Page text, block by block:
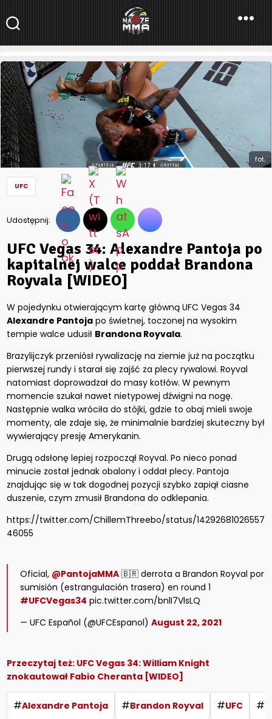
NaszeMMA
NaszeMMA.pl»Aktualności»Świat»UFC»UFC Vegas 34:
Alexandre Pantoja po kapitalnej walce poddał Brandona
Royvala [WIDEO]
fot.
UFC
Udostępnij:
UFC Vegas 34: Alexandre Pantoja po
kapitalnej walce poddał Brandona
Royvala [WIDEO]
W pojedynku otwierającym kartę główną UFC Vegas 34
Alexandre Pantoja po świetnej, toczonej na wysokim
tempie walce udusił Brandona Royvala.
Brazylijczyk przeniósł rywalizację na ziemie już na początku
pierwszej rundy i starał się zajść za plecy rywalowi. Royval
natomiast doprowadzał do masy kotłów. W pewnym
momencie szukał nawet nietypowej dźwigni na nogę.
Następnie walka wróciła do stójki, gdzie to obaj mieli swoje
momenty, ale zdaje się, że minimalnie bardziej skuteczny był
wywierający presję Amerykanin.
Drugą odsłonę lepiej rozpoczął Royval. Po nieco ponad
minucie został jednak obalony i oddał plecy. Pantoja
znajdując się w tak dogodnej pozycji szybko zapiął ciasne
duszenie, czym zmusił Brandona do odklepania.
https://twitter.com/ChillemThreebo/status/14292681026557
46055
Oficial, @PantojaMMA 🇧🇷 derrota a Brandon Royval por
sumisión (estrangulación trasera) en round 1
#UFCVegas34 pic.twitter.com/bnlI7VlsLQ
— UFC Español (@UFCEspanol)August 22, 2021
Przeczytaj też: UFC Vegas 34: William Knight
znokautował Fabio Cheranta [WIDEO]
#Alexandre Pantoja #Brandon Royval #UFC #